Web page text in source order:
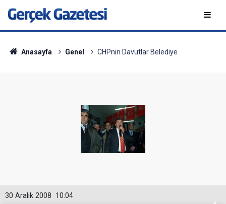
Anasayfa Genel CHPnin Davutlar Belediye
10:04
30 Aralık 2008